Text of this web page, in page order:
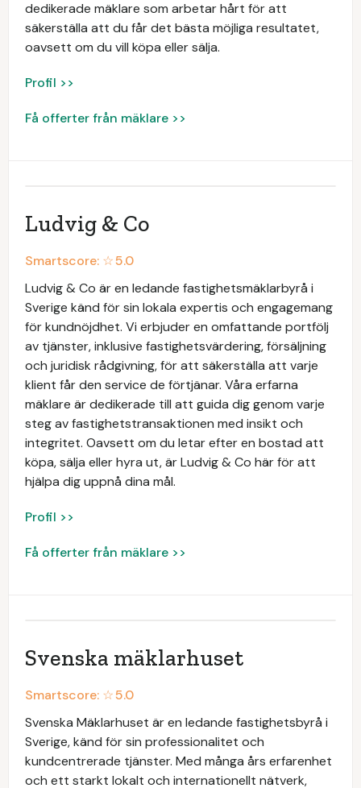
dedikerade mäklare som arbetar hårt för att
säkerställa att du får det bästa möjliga resultatet,
oavsett om du vill köpa eller sälja.
Profil >>
Få offerter från mäklare >>
Ludvig & Co
Smartscore: ☆5.0
Ludvig & Co är en ledande fastighetsmäklarbyrå i
Sverige känd för sin lokala expertis och engagemang
för kundnöjdhet. Vi erbjuder en omfattande portfölj
av tjänster, inklusive fastighetsvärdering, försäljning
och juridisk rådgivning, för att säkerställa att varje
klient får den service de förtjänar. Våra erfarna
mäklare är dedikerade till att guida dig genom varje
steg av fastighetstransaktionen med insikt och
integritet. Oavsett om du letar efter en bostad att
köpa, sälja eller hyra ut, är Ludvig & Co här för att
hjälpa dig uppnå dina mål.
Profil >>
Få offerter från mäklare >>
Svenska mäklarhuset
Smartscore: ☆5.0
Svenska Mäklarhuset är en ledande fastighetsbyrå i
Sverige, känd för sin professionalitet och
kundcentrerade tjänster. Med många års erfarenhet
och ett starkt lokalt och internationellt nätverk,